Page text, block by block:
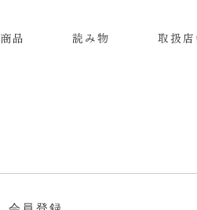
商品 読み物 取扱店